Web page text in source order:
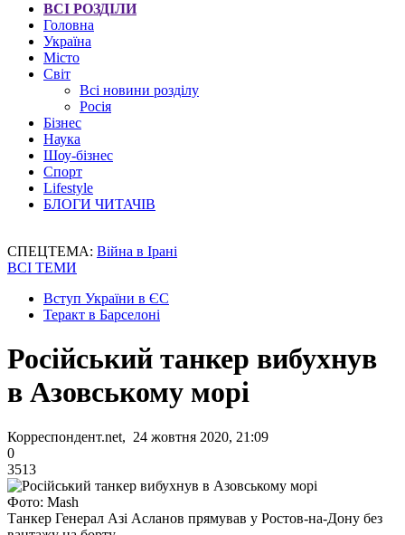
ВСІ РОЗДІЛИ
Головна
Україна
Місто
Світ
Всі новини розділу
Росія
Бізнес
Наука
Шоу-бізнес
Спорт
Lifestyle
БЛОГИ ЧИТАЧІВ
СПЕЦТЕМА: Війна в Ірані
ВСІ ТЕМИ
Вступ України в ЄС
Теракт в Барселоні
Російський танкер вибухнув
в Азовському морі
Корреспондент.net, 24 жовтня 2020, 21:09
0
3513
Фото: Mash
Танкер Генерал Азі Асланов прямував у Ростов-на-Дону без